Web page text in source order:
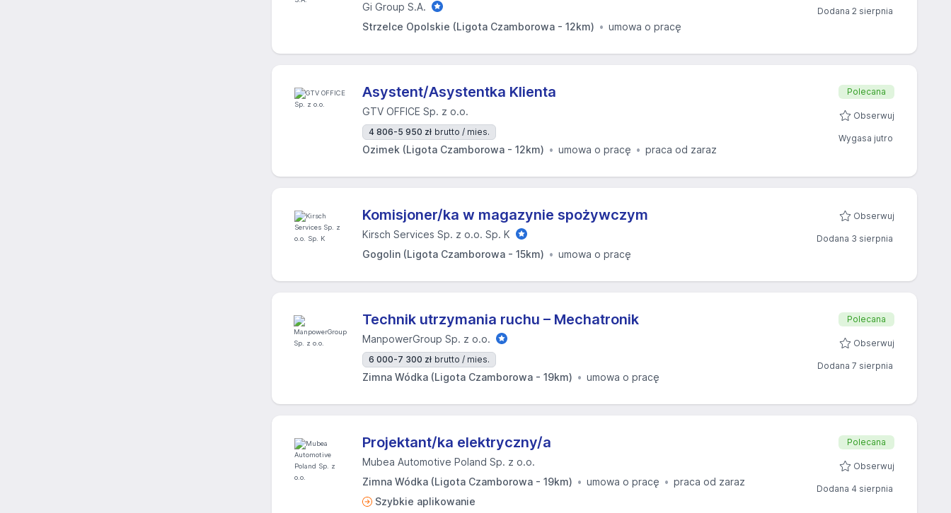
Gi Group S.A.
Strzelce Opolskie (Ligota Czamborowa - 12km)
umowa o pracę
Dodana 2 sierpnia
Asystent/Asystentka Klienta
GTV OFFICE Sp. z o.o.
4 806-5 950 zł brutto / mies.
Ozimek (Ligota Czamborowa - 12km) umowa o pracę praca od zaraz
Polecana
Obserwuj
Wygasa jutro
Komisjoner/ka w magazynie spożywczym
Kirsch Services Sp. z o.o. Sp. K
Gogolin (Ligota Czamborowa - 15km)
umowa o pracę
Obserwuj
Dodana 3 sierpnia
Technik utrzymania ruchu – Mechatronik
ManpowerGroup Sp. z o.o.
6 000-7 300 zł brutto / mies.
Zimna Wódka (Ligota Czamborowa - 19km) umowa o pracę
Polecana
Obserwuj
Dodana 7 sierpnia
Projektant/ka elektryczny/a
Mubea Automotive Poland Sp. z o.o.
Zimna Wódka (Ligota Czamborowa - 19km)
umowa o pracę
praca od zaraz
Szybkie aplikowanie
Polecana
Obserwuj
Dodana 4 sierpnia